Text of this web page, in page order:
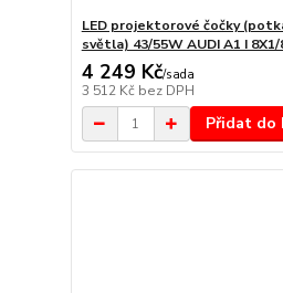
LED projektorové čočky
světla) 43/55W AUDI A1 I 8X1/
4 249 Kč/sada
3 512 Kč bez DPH
Přidat do